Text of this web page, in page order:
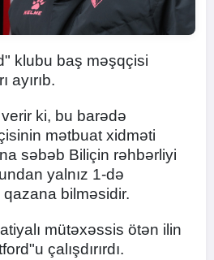
klubu baş məşqçisi
ayırıb.
ki, bu barədə
mətbuat xidməti
səbəb Biliçin rəhbərliyi
yalnız 1-də
bilməsidir.
mütəxəssis ötən ilin
çalışdırırdı.